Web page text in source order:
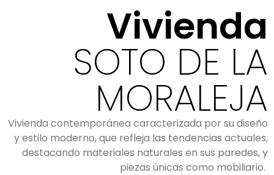
Vivienda
SOTO DE LA
MORALEJA
Vivienda contemporánea caracterizada por su diseño
y estilo moderno, que refleja las tendencias actuales,
destacando materiales naturales en sus paredes, y
piezas únicas como mobiliario.